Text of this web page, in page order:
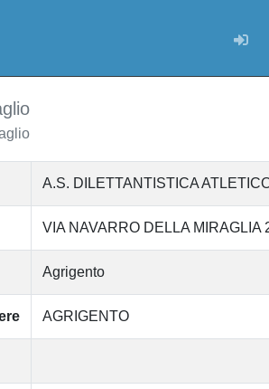
A.S. DILETTANTISTICA
VIA NAVARRO DELLA MIRAGLIA
Agrigento
AGRIGENTO